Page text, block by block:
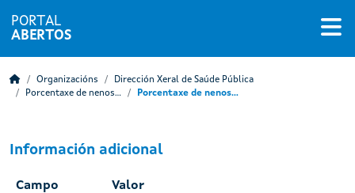
PORTAL
ABERTOS
Organizacións
Dirección Xeral de Saúde Pública
Porcentaxe de nenos...
Porcentaxe de nenos...
Información adicional
Campo Valor